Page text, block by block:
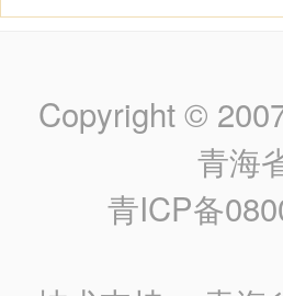
Copyright ©
青海
青ICP备